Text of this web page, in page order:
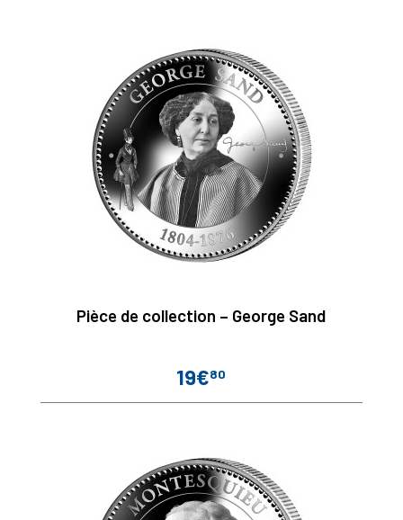
Pièce de collection – George Sand
Prix
19€80